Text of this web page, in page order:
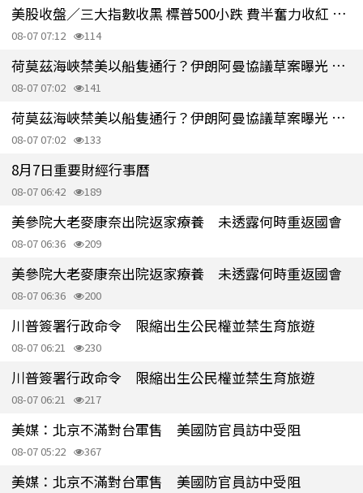
美股收盤／三大指數收黑 標普500小跌 費半奮力收紅 觀望美伊局勢
08-07 07:12 114
荷莫茲海峽禁美以船隻通行？伊朗阿曼協議草案曝光 敵對國要先賠償
08-07 07:02 141
荷莫茲海峽禁美以船隻通行？伊朗阿曼協議草案曝光 敵對國要先賠償
08-07 07:02 133
8月7日重要財經行事曆
08-07 06:42 189
美參院大老麥康奈出院返家療養 未透露何時重返國會
08-07 06:36 209
美參院大老麥康奈出院返家療養 未透露何時重返國會
08-07 06:36 200
川普簽署行政命令 限縮出生公民權並禁生育旅遊
08-07 06:21 230
川普簽署行政命令 限縮出生公民權並禁生育旅遊
08-07 06:21 217
美媒：北京不滿對台軍售 美國防官員訪中受阻
08-07 05:22 367
美媒：北京不滿對台軍售 美國防官員訪中受阻